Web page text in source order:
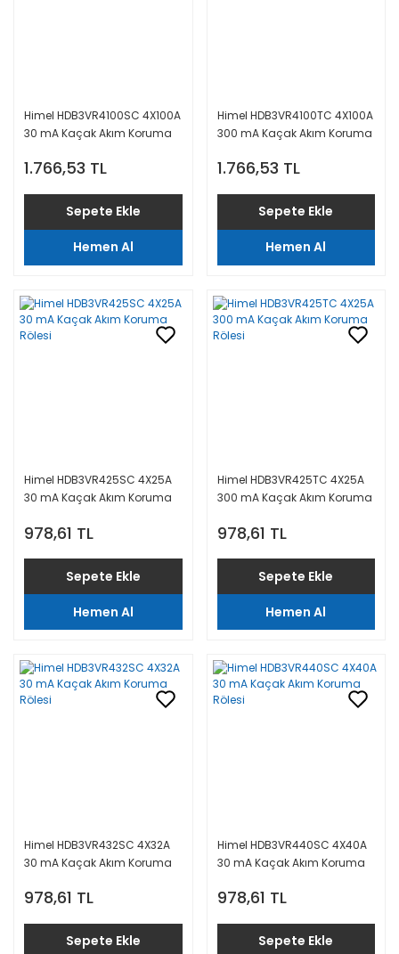
Himel HDB3VR4100SC 4X100A
30 mA Kaçak Akım Koruma
1.766,53 TL
Sepete Ekle
Hemen Al
Himel HDB3VR4100TC 4X100A
300 mA Kaçak Akım Koruma
1.766,53 TL
Sepete Ekle
Hemen Al
Himel HDB3VR425SC 4X25A
30 mA Kaçak Akım Koruma
978,61 TL
Sepete Ekle
Hemen Al
Himel HDB3VR425TC 4X25A
300 mA Kaçak Akım Koruma
978,61 TL
Sepete Ekle
Hemen Al
Himel HDB3VR432SC 4X32A
30 mA Kaçak Akım Koruma
978,61 TL
Sepete Ekle
Himel HDB3VR440SC 4X40A
30 mA Kaçak Akım Koruma
978,61 TL
Sepete Ekle